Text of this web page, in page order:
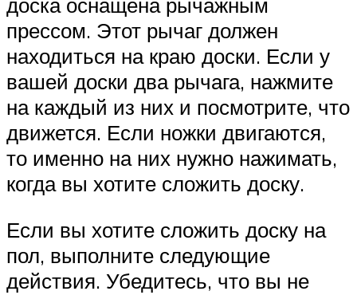
прессом. Этот рычаг должен
находиться на краю доски. Если у
вашей доски два рычага, нажмите
на каждый из них и посмотрите, что
движется. Если ножки двигаются,
то именно на них нужно нажимать,
когда вы хотите сложить доску.
Если вы хотите сложить доску на
пол, выполните следующие
действия. Убедитесь, что вы не